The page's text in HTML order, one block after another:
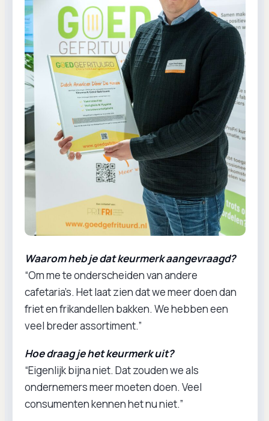
Waarom heb je dat keurmerk aangevraagd?
“Om me te onderscheiden van andere
cafetaria’s. Het laat zien dat we meer doen dan
friet en frikandellen bakken. We hebben een
veel breder assortiment.”
Hoe draag je het keurmerk uit?
“Eigenlijk bijna niet. Dat zouden we als
ondernemers meer moeten doen. Veel
consumenten kennen het nu niet.”